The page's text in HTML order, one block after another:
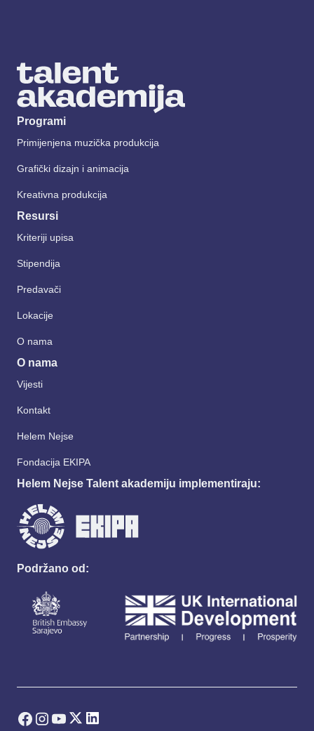
Programi
Primijenjena muzička produkcija
Grafički dizajn i animacija
Kreativna produkcija
Resursi
Kriteriji upisa
Stipendija
Predavači
Lokacije
O nama
O nama
Vijesti
Kontakt
Helem Nejse
Fondacija EKIPA
Helem Nejse Talent akademiju implementiraju:
Podržano od: